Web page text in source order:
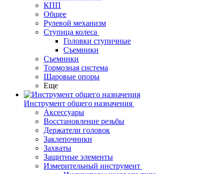
КПП
Общее
Рулевой механизм
Ступица колеса
Головки ступичные
Съемники
Съемники
Тормозная система
Шаровые опоры
Еще
Инструмент общего назначения
Аксессуары
Восстановление резьбы
Держатели головок
Заклепочники
Захваты
Защитные элементы
Измерительный инструмент